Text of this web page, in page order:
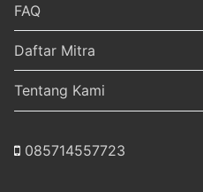
FAQ
Daftar Mitra
Tentang Kami
085714557723